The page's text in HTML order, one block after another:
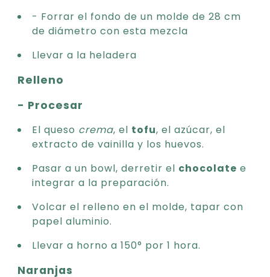
- Forrar el fondo de un molde de 28 cm
de diámetro con esta mezcla
Llevar a la heladera
Relleno
- Procesar
El queso crema, el tofu, el azúcar, el
extracto de vainilla y los huevos.
Pasar a un bowl, derretir el chocolate e
integrar a la preparación.
Volcar el relleno en el molde, tapar con
papel aluminio.
Llevar a horno a 150° por 1 hora.
Naranjas